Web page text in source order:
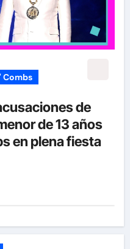
Combs
de
de 13 años
en plena fiesta